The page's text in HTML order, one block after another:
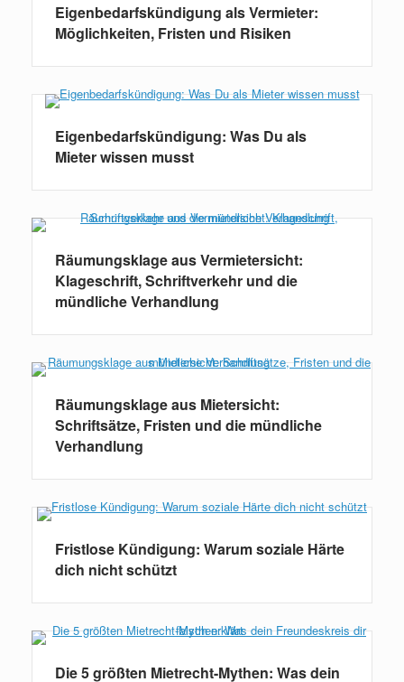
Eigenbedarfskündigung als Vermieter:
Möglichkeiten, Fristen und Risiken
Eigenbedarfskündigung: Was Du als
Mieter wissen musst
Räumungsklage aus Vermietersicht:
Klageschrift, Schriftverkehr und die
mündliche Verhandlung
Räumungsklage aus Mietersicht:
Schriftsätze, Fristen und die mündliche
Verhandlung
Fristlose Kündigung: Warum soziale Härte
dich nicht schützt
Die 5 größten Mietrecht-Mythen: Was dein